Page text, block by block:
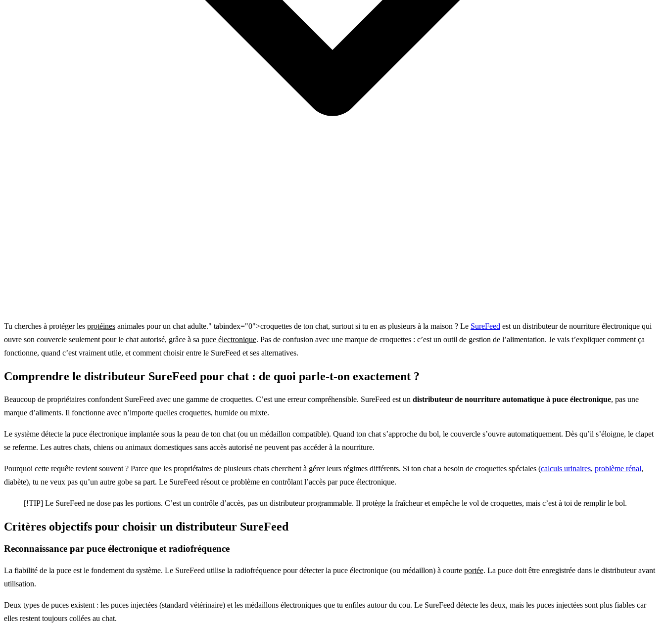
Tu cherches à protéger les protéines animales pour un chat adulte." tabindex="0">croquettes de ton chat, surtout si tu en as plusieurs à la maison ? Le SureFeed est un distributeur de nourriture électronique qui
ouvre son couvercle seulement pour le chat autorisé, grâce à sa puce électronique. Pas de confusion avec une marque de croquettes : c’est un outil de gestion de l’alimentation. Je vais t’expliquer comment ça
fonctionne, quand c’est vraiment utile, et comment choisir entre le SureFeed et ses alternatives.
Comprendre le distributeur SureFeed pour chat : de quoi parle-t-on exactement ?
Beaucoup de propriétaires confondent SureFeed avec une gamme de croquettes. C’est une erreur compréhensible. SureFeed est un distributeur de nourriture automatique à puce électronique, pas une
marque d’aliments. Il fonctionne avec n’importe quelles croquettes, humide ou mixte.
Le système détecte la puce électronique implantée sous la peau de ton chat (ou un médaillon compatible). Quand ton chat s’approche du bol, le couvercle s’ouvre automatiquement. Dès qu’il s’éloigne, le clapet
se referme. Les autres chats, chiens ou animaux domestiques sans accès autorisé ne peuvent pas accéder à la nourriture.
Pourquoi cette requête revient souvent ? Parce que les propriétaires de plusieurs chats cherchent à gérer leurs régimes différents. Si ton chat a besoin de croquettes spéciales (calculs urinaires, problème rénal,
diabète), tu ne veux pas qu’un autre gobe sa part. Le SureFeed résout ce problème en contrôlant l’accès par puce électronique.
[!TIP] Le SureFeed ne dose pas les portions. C’est un contrôle d’accès, pas un distributeur programmable. Il protège la fraîcheur et empêche le vol de croquettes, mais c’est à toi de remplir le bol.
Critères objectifs pour choisir un distributeur SureFeed
Reconnaissance par puce électronique et radiofréquence
La fiabilité de la puce est le fondement du système. Le SureFeed utilise la radiofréquence pour détecter la puce électronique (ou médaillon) à courte portée. La puce doit être enregistrée dans le distributeur avant
utilisation.
Deux types de puces existent : les puces injectées (standard vétérinaire) et les médaillons électroniques que tu enfiles autour du cou. Le SureFeed détecte les deux, mais les puces injectées sont plus fiables car
elles restent toujours collées au chat.